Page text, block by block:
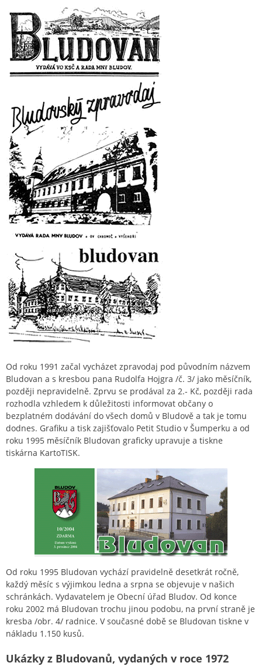
Od roku 1991 začal vycházet zpravodaj pod původním názvem
Bludovan a s kresbou pana Rudolfa Hojgra /č. 3/ jako měsíčník,
později nepravidelně. Zprvu se prodával za 2.- Kč, později rada
rozhodla vzhledem k důležitosti informovat občany o
bezplatném dodávání do všech domů v Bludově a tak je tomu
dodnes. Grafiku a tisk zajišťovalo Petit Studio v Šumperku a od
roku 1995 měsíčník Bludovan graficky upravuje a tiskne
tiskárna KartoTISK.
Od roku 1995 Bludovan vychází pravidelně desetkrát ročně,
každý měsíc s výjimkou ledna a srpna se objevuje v našich
schránkách. Vydavatelem je Obecní úřad Bludov. Od konce
roku 2002 má Bludovan trochu jinou podobu, na první straně je
kresba /obr. 4/ radnice. V současné době se Bludovan tiskne v
nákladu 1.150 kusů.
Ukázky z Bludovanů, vydaných v roce 1972